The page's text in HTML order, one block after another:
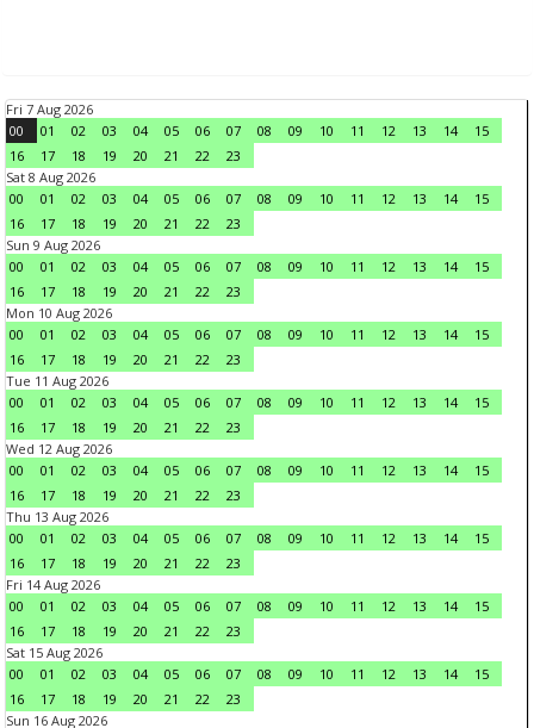
Fri 7 Aug 2026
00
01 02 03 04 05 06 07 08 09 10 11 12 13 14
15
16
17 18 19 20 21 22
23
Sat 8 Aug 2026
00
01 02 03 04 05 06 07 08 09 10 11 12 13 14
15
16
17 18 19 20 21 22
23
Sun 9 Aug 2026
00
01 02 03 04 05 06 07 08 09 10 11 12 13 14
15
16
17 18 19 20 21 22
23
Mon 10 Aug 2026
00
01 02 03 04 05 06 07 08 09 10 11 12 13 14
15
16
17 18 19 20 21 22
23
Tue 11 Aug 2026
00
01 02 03 04 05 06 07 08 09 10 11 12 13 14
15
16
17 18 19 20 21 22
23
Wed 12 Aug 2026
00
01 02 03 04 05 06 07 08 09 10 11 12 13 14
15
16
17 18 19 20 21 22
23
Thu 13 Aug 2026
00
01 02 03 04 05 06 07 08 09 10 11 12 13 14
15
16
17 18 19 20 21 22
23
Fri 14 Aug 2026
00
01 02 03 04 05 06 07 08 09 10 11 12 13 14
15
16
17 18 19 20 21 22
23
Sat 15 Aug 2026
00
01 02 03 04 05 06 07 08 09 10 11 12 13 14
15
16
17 18 19 20 21 22
23
Sun 16 Aug 2026